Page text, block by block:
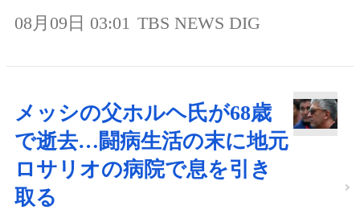
08月09日 03:01 TBS NEWS DIG
メッシの父ホルヘ氏が68歳
で逝去…闘病生活の末に地元
ロサリオの病院で息を引き
取る